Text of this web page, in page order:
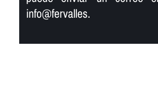
info@fervalles.